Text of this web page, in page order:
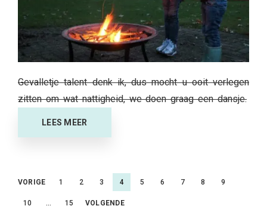
Gevalletje talent denk ik, dus mocht u ooit verlegen
zitten om wat nattigheid, we doen graag een dansje.
LEES MEER
Berichtnavigatie
VORIGE 1 2 3 4 5 6 7 8 9
10 … 15 VOLGENDE